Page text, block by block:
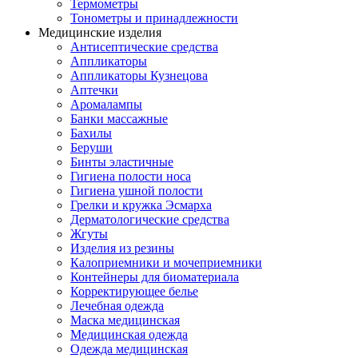
Термометры
Тонометры и принадлежности
Медицинские изделия
Антисептические средства
Аппликаторы
Аппликаторы Кузнецова
Аптечки
Аромалампы
Банки массажные
Бахилы
Беруши
Бинты эластичные
Гигиена полости носа
Гигиена ушной полости
Грелки и кружка Эсмарха
Дерматологические средства
Жгуты
Изделия из резины
Калоприемники и мочеприемники
Контейнеры для биоматериала
Корректирующее белье
Лечебная одежда
Маска медицинская
Медицинская одежда
Одежда медицинская